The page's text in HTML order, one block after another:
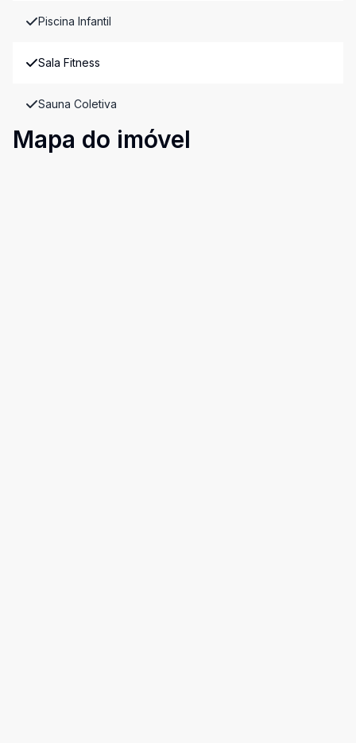
Piscina Infantil
Sala Fitness
Sauna Coletiva
Mapa do imóvel